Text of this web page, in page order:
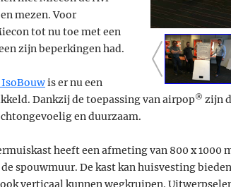
mezen. Voor
tot nu toe met een
zijn beperkingen had.
is er nu een
Dankzij de toepassing van airpop® zijn
en duurzaam.
heeft een afmeting van 800 x 1000
spouwmuur. De kast kan huisvesting
verticaal kunnen wegkruipen.